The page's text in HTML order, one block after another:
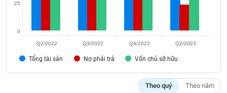
Tổng tài sản Nợ phải trả Vốn chủ sỡ hữu
0
25
Q2/2022 Q3/2022 Q4/2022 Q2/2023
Theo quý Theo năm
Sách
chính